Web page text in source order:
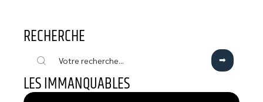
RECHERCHE
LES IMMANQUABLES